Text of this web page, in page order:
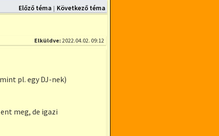
Előző téma | Következő téma
Hozzászólás
Elküldve: 2022.04.02. 09:12
pl. egy DJ-nek)
meg, de igazi